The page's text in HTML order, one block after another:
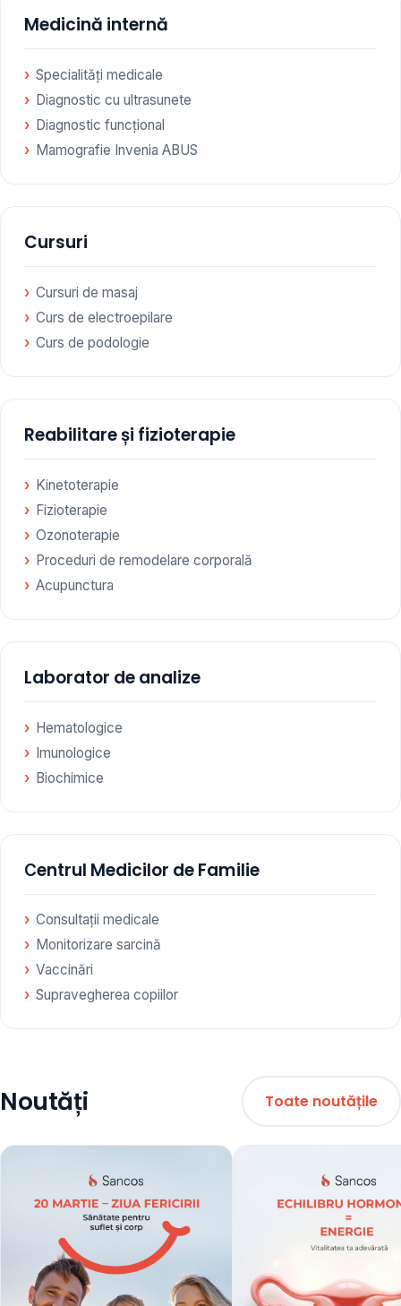
Medicină internă
Specialități medicale
Diagnostic cu ultrasunete
Diagnostic funcțional
Mamografie Invenia ABUS
Cursuri
Cursuri de masaj
Curs de electroepilare
Curs de podologie
Reabilitare și fizioterapie
Kinetoterapie
Fizioterapie
Ozonoterapie
Proceduri de remodelare corporală
Acupunctura
Laborator de analize
Hematologice
Imunologice
Biochimice
Сentrul Medicilor de Familie
Consultații medicale
Monitorizare sarcină
Vaccinări
Supravegherea copiilor
Noutăți Toate noutățile